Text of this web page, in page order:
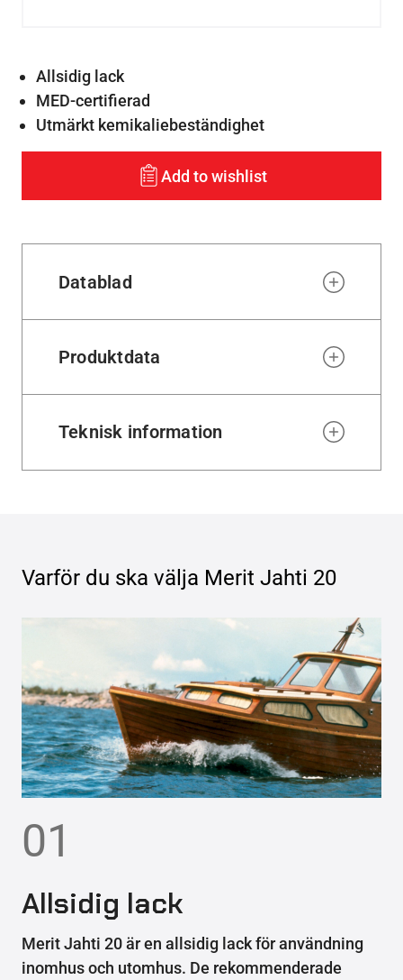
Allsidig lack
MED-certifierad
Utmärkt kemikaliebeständighet
Add to wishlist
Datablad
Produktdata
Teknisk information
Varför du ska välja Merit Jahti 20
01
Allsidig lack
Merit Jahti 20 är en allsidig lack för användning
inomhus och utomhus. De rekommenderade